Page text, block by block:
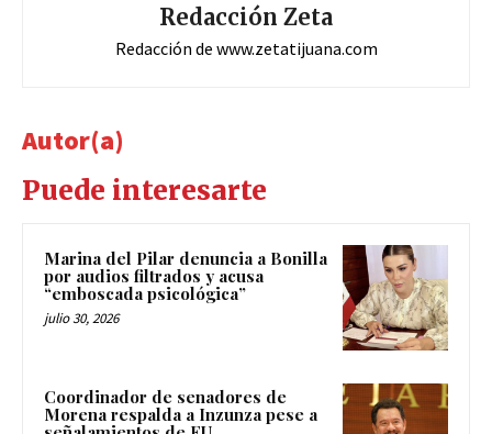
Redacción Zeta
Redacción de www.zetatijuana.com
Autor(a)
Puede interesarte
Marina del Pilar denuncia a Bonilla
por audios filtrados y acusa
“emboscada psicológica”
julio 30, 2026
Coordinador de senadores de
Morena respalda a Inzunza pese a